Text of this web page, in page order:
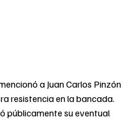
a Juan Carlos Pinzón
resistencia en la bancada.
públicamente su eventual